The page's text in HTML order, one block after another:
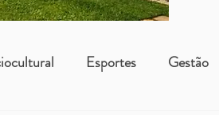
Esportes Gestão